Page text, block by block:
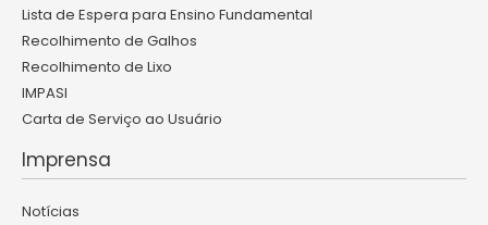
Lista de Espera para Ensino Fundamental
Recolhimento de Galhos
Recolhimento de Lixo
IMPASI
Carta de Serviço ao Usuário
Imprensa
Notícias